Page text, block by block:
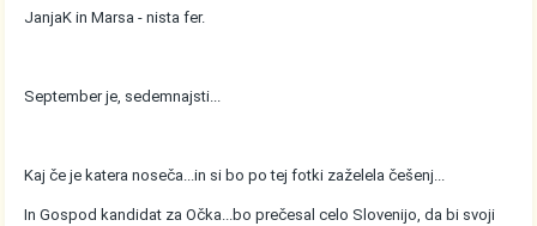
JanjaK in Marsa - nista fer.
September je, sedemnajsti...
Kaj če je katera noseča...in si bo po tej fotki zaželela češenj...
In Gospod kandidat za Očka...bo prečesal celo Slovenijo, da bi svoji